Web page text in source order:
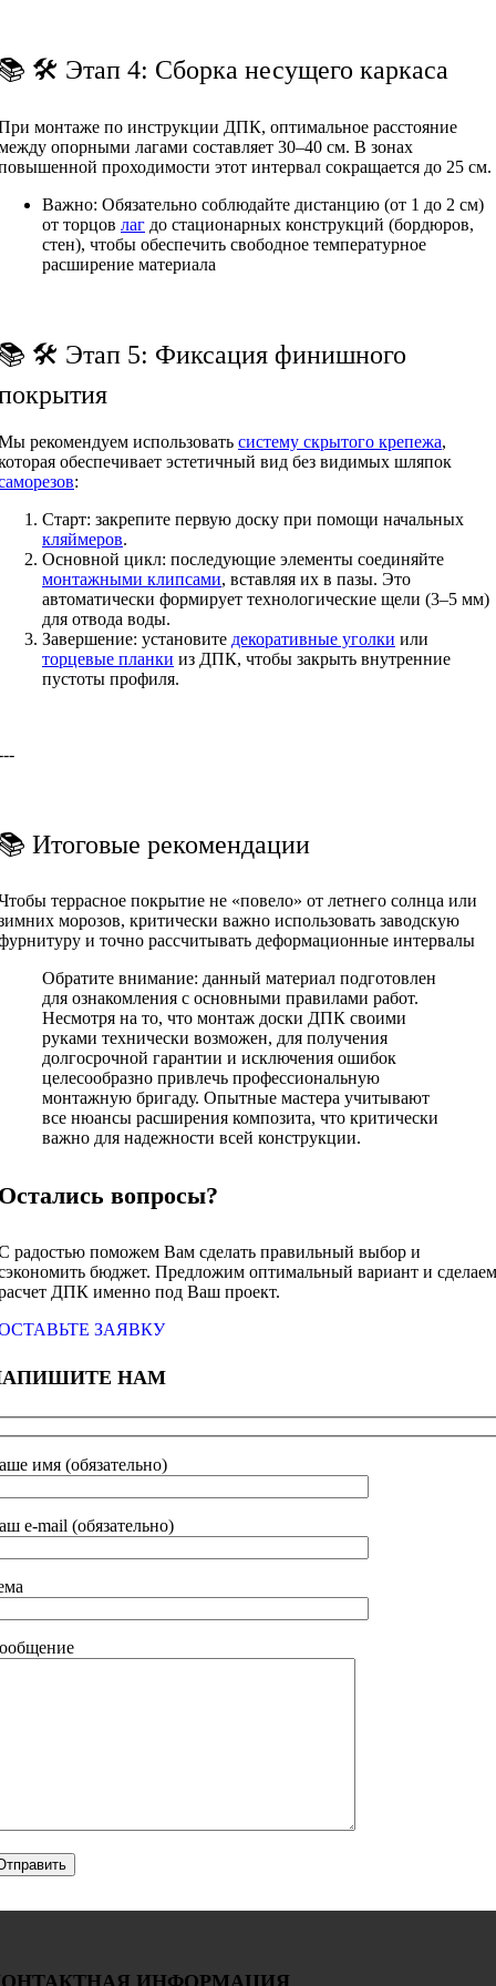
🛠 Этап 4: Сборка несущего каркаса
монтаже по инструкции ДПК, оптимальное расстояние
опорными лагами составляет 30–40 см. В зонах
проходимости этот интервал сокращается до 25 см.
Важно: Обязательно соблюдайте дистанцию (от 1 до 2 см)
от торцов лаг до стационарных конструкций (бордюров,
стен), чтобы обеспечить свободное температурное
расширение материала
🛠 Этап 5: Фиксация финишного
рекомендуем использовать систему скрытого крепежа,
обеспечивает эстетичный вид без видимых шляпок
:
Старт: закрепите первую доску при помощи начальных
кляймеров.
Основной цикл: последующие элементы соединяйте
монтажными клипсами, вставляя их в пазы. Это
автоматически формирует технологические щели (3–5 мм)
для отвода воды.
Завершение: установите декоративные уголки или
торцевые планки из ДПК, чтобы закрыть внутренние
пустоты профиля.
Итоговые рекомендации
террасное покрытие не «повело» от летнего солнца или
морозов, критически важно использовать заводскую
и точно рассчитывать деформационные интервалы
Обратите внимание: данный материал подготовлен
для ознакомления с основными правилами работ.
Несмотря на то, что монтаж доски ДПК своими
руками технически возможен, для получения
долгосрочной гарантии и исключения ошибок
целесообразно привлечь профессиональную
монтажную бригаду. Опытные мастера учитывают
все нюансы расширения композита, что критически
важно для надежности всей конструкции.
вопросы?
радостью поможем Вам сделать правильный выбор и
бюджет. Предложим оптимальный вариант и сделаем
ДПК именно под Ваш проект.
ЗАЯВКУ
НАМ
имя (обязательно)
e-mail (обязательно)